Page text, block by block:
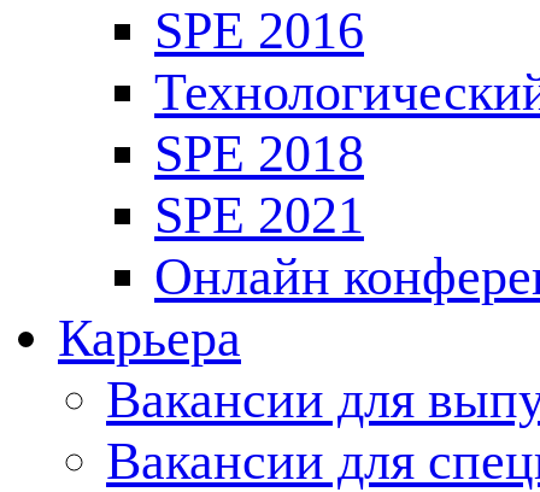
SPE 2016
SPE 2018
SPE 2021
Онлайн
Карьера
Вакансии для
Вакансии для